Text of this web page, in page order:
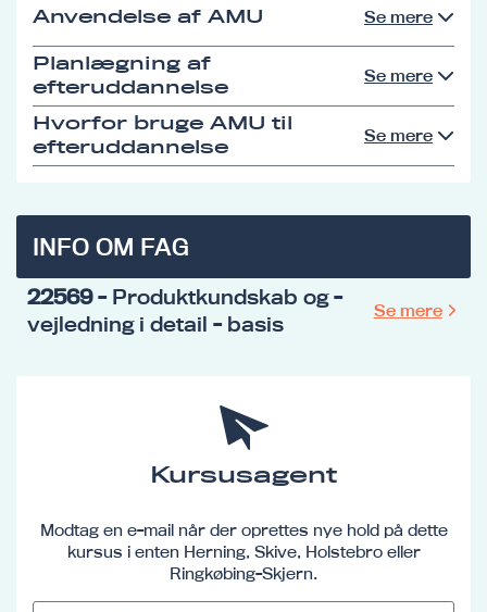
Anvendelse af AMU Se mere
Planlægning af
efteruddannelse
Se mere
Hvorfor bruge AMU til
efteruddannelse
Se mere
INFO OM FAG
22569- Produktkundskab og -
vejledning i detail - basis
Se mere
Kursusagent
Modtag en e-mail når der oprettes nye hold på dette
kursus i enten Herning, Skive, Holstebro eller
Ringkøbing-Skjern.